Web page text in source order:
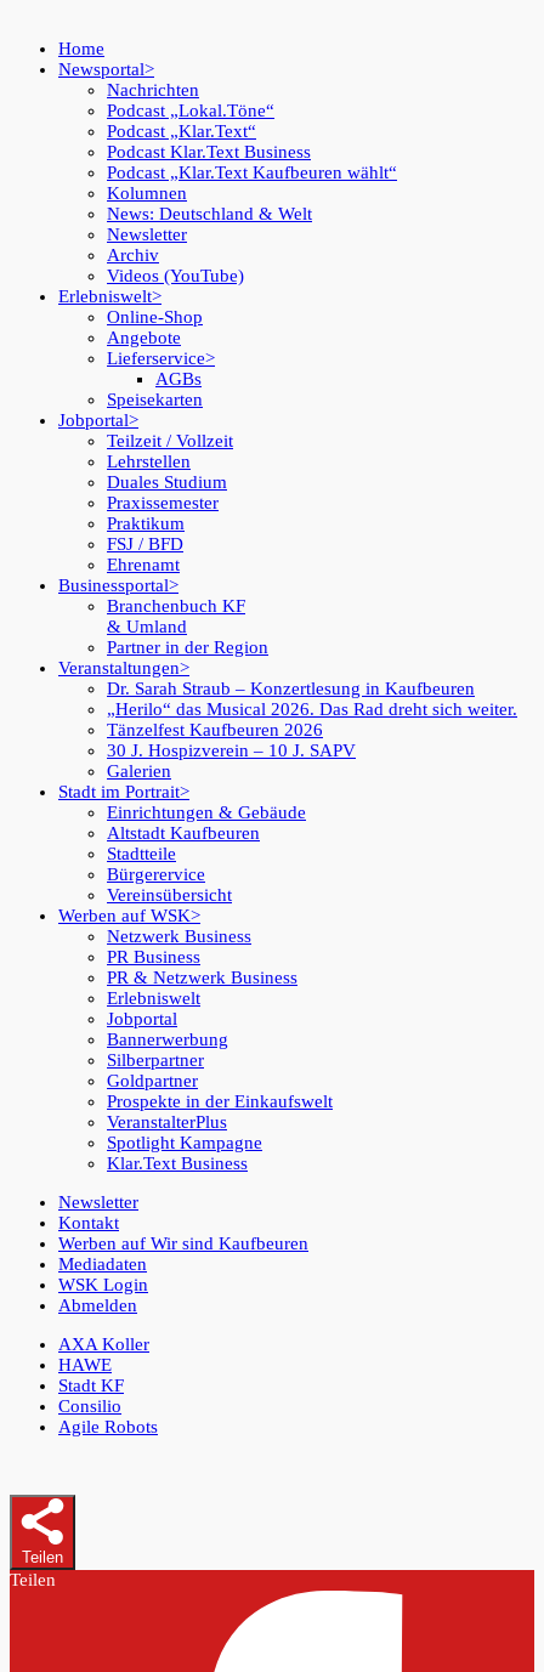
Home
Newsportal
Nachrichten
Podcast „Lokal.Töne“
Podcast „Klar.Text“
Podcast Klar.Text Business
Podcast „Klar.Text Kaufbeuren wählt“
Kolumnen
News: Deutschland & Welt
Newsletter
Archiv
Videos (YouTube)
Erlebniswelt
Online-Shop
Angebote
Lieferservice
AGBs
Speisekarten
Jobportal
Teilzeit / Vollzeit
Lehrstellen
Duales Studium
Praxissemester
Praktikum
FSJ / BFD
Ehrenamt
Businessportal
Branchenbuch KF
& Umland
Partner in der Region
Veranstaltungen
Dr. Sarah Straub – Konzertlesung in Kaufbeuren
„Herilo“ das Musical 2026. Das Rad dreht sich weiter.
Tänzelfest Kaufbeuren 2026
30 J. Hospizverein – 10 J. SAPV
Galerien
Stadt im Portrait
Einrichtungen & Gebäude
Altstadt Kaufbeuren
Stadtteile
Bürgerervice
Vereinsübersicht
Werben auf WSK
Netzwerk Business
PR Business
PR & Netzwerk Business
Erlebniswelt
Jobportal
Bannerwerbung
Silberpartner
Goldpartner
Prospekte in der Einkaufswelt
VeranstalterPlus
Spotlight Kampagne
Klar.Text Business
Newsletter
Kontakt
Werben auf Wir sind Kaufbeuren
Mediadaten
WSK Login
Abmelden
AXA Koller
HAWE
Stadt KF
Consilio
Agile Robots
Teilen
Teilen